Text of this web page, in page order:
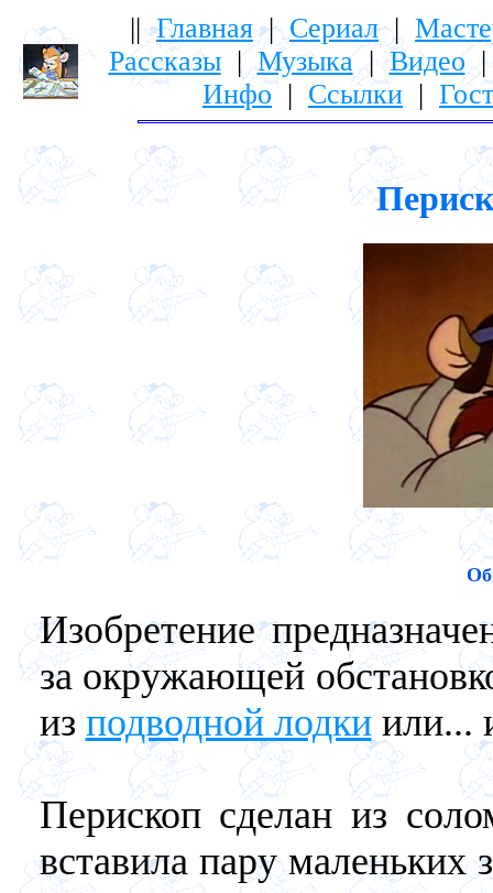
||Главная| Сериал|
Рассказы|Музыка|Видео
Инфо| Ссылки |
Изобретение
за окружающей
из подводной лодкиили...
Перископ сделан из
вставила пару маленьких